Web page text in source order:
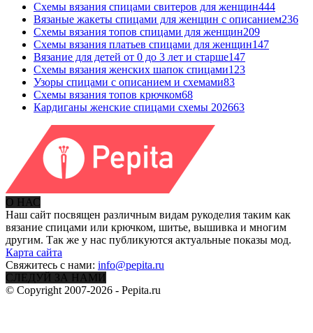
Схемы вязания спицами свитеров для женщин444
Вязаные жакеты спицами для женщин с описанием236
Схемы вязания топов спицами для женщин209
Схемы вязания платьев спицами для женщин147
Вязание для детей от 0 до 3 лет и старше147
Схемы вязания женских шапок спицами123
Узоры спицами с описанием и схемами83
Схемы вязания топов крючком68
Кардиганы женские спицами схемы 202663
О НАС
Наш сайт посвящен различным видам рукоделия таким как
вязание спицами или крючком, шитье, вышивка и многим
другим. Так же у нас публикуются актуальные показы мод.
Карта сайта
Свяжитесь с нами: info@pepita.ru
СЛЕДУЙ ЗА НАМИ
© Copyright 2007-2026 - Pepita.ru